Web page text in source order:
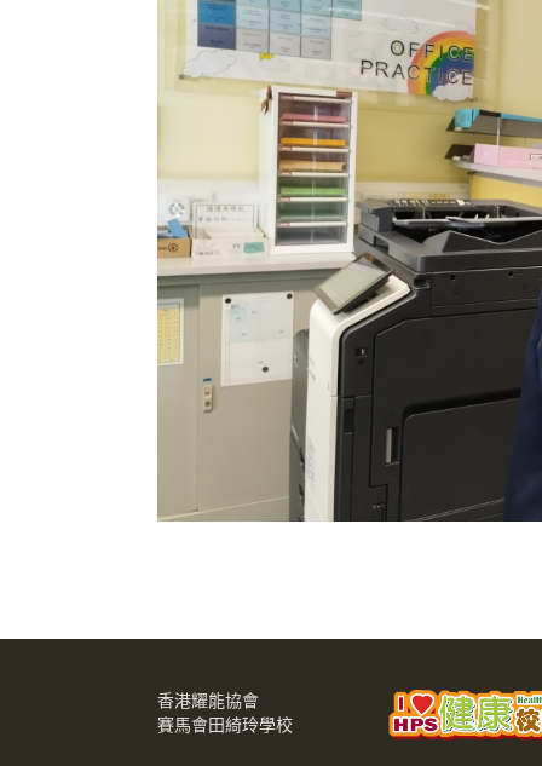
香港耀能協會
賽馬會田綺玲學校